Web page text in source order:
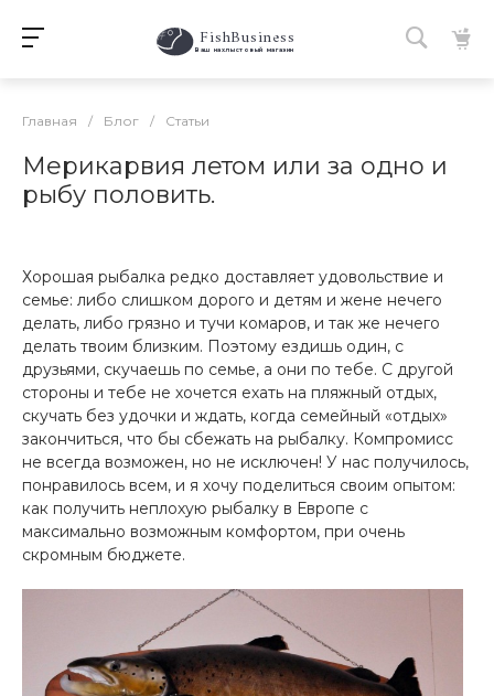
FishBusiness
Ваш нахлыстовый магазин
Главная / Блог / Статьи
Мерикарвия летом или за одно и
рыбу половить.
Хорошая рыбалка редко доставляет удовольствие и
семье: либо слишком дорого и детям и жене нечего
делать, либо грязно и тучи комаров, и так же нечего
делать твоим близким. Поэтому ездишь один, с
друзьями, скучаешь по семье, а они по тебе. С другой
стороны и тебе не хочется ехать на пляжный отдых,
скучать без удочки и ждать, когда семейный «отдых»
закончиться, что бы сбежать на рыбалку. Компромисс
не всегда возможен, но не исключен! У нас получилось,
понравилось всем, и я хочу поделиться своим опытом:
как получить неплохую рыбалку в Европе с
максимально возможным комфортом, при очень
скромным бюджете.